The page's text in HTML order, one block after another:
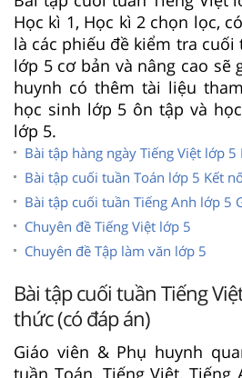
Học kì 1, Học kì 2 chọn lọc,
là các phiếu đề kiểm tra cuối
lớp 5 cơ bản và nâng cao sẽ
huynh có thêm tài liệu
học sinh lớp 5 ôn tập và
lớp 5.
Bài tập hàng ngày Tiếng Việt lớp
Bài tập cuối tuần Toán lớp 5 Kết
Bài tập cuối tuần Tiếng Anh lớp 5
Chuyên đề Tiếng Việt lớp 5
Chuyên đề Tập làm văn lớp 5
Bài tập cuối tuần Tiếng
thức (có đáp án)
Giáo viên & Phụ huynh
tuần Toán, Tiếng Việt,